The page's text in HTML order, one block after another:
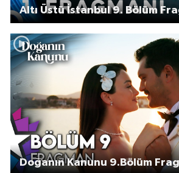
Altı Üstü İstanbul 9. Bölüm
Doğanın Kanunu 9.Bölüm